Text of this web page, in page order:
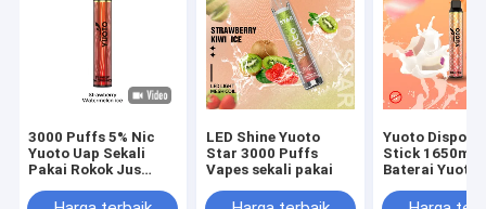
3000 Puffs 5% Nic
Yuoto Uap Sekali
Pakai Rokok Jus
Semangka
LED Shine Yuoto
Star 3000 Puffs
Vapes sekali pakai
Yuoto
Stick
Baterai Yuoto
E-Juice 8.0ML